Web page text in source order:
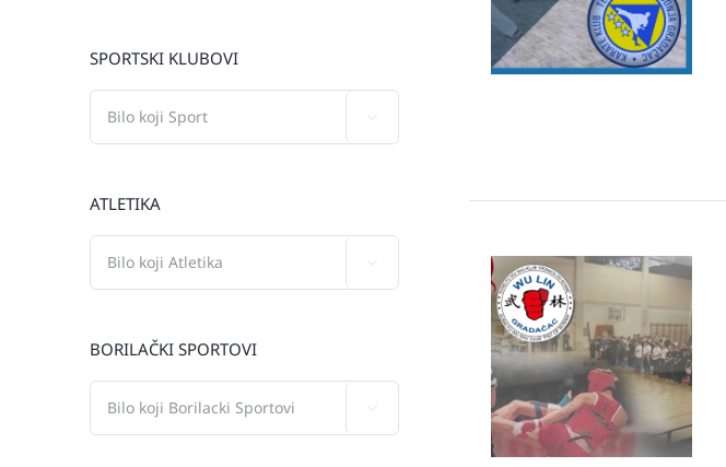
SPORTSKI KLUBOVI
ATLETIKA
BORILAČKI SPORTOVI